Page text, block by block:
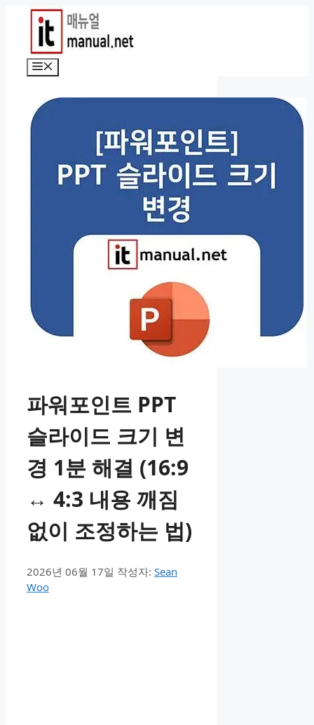
파워포인트 PPT
슬라이드 크기 변
경 1분 해결 (16:9
↔ 4:3 내용 깨짐
없이 조정하는 법)
2026년 06월 17일 작성자: Sean
Woo